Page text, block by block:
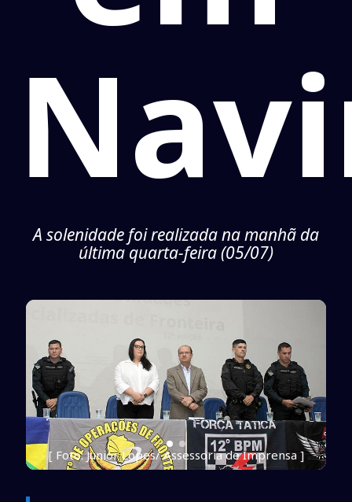
A solenidade foi realizada na manhã da
última quarta-feira (05/07)
[ Foto: Junior Lopes/ Assessoria de Imprensa ]